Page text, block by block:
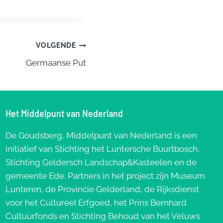
VOLGENDE
Germaanse Put
Het Middelpunt van Nederland
De Goudsberg, Middelpunt van Nederland is een
initiatief van Stichting het Luntersche Buurtbosch,
Stichting Geldersch Landschap&Kasteelen en de
gemeente Ede. Partners in het project zijn Museum
Lunteren, de Provincie Gelderland, de Rijksdienst
voor het Cultureel Erfgoed, het Prins Bernhard
Cultuurfonds en Stichting Behoud van het Veluws